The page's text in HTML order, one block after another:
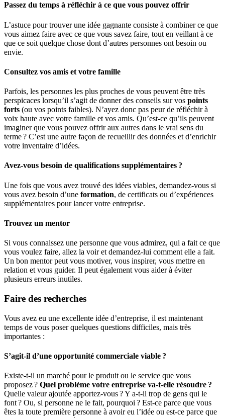
Passez du temps à réfléchir à ce que vous pouvez offrir
L’astuce pour trouver une idée gagnante consiste à combiner ce que
vous aimez faire avec ce que vous savez faire, tout en veillant à ce
que ce soit quelque chose dont d’autres personnes ont besoin ou
envie.
Consultez vos amis et votre famille
Parfois, les personnes les plus proches de vous peuvent être très
perspicaces lorsqu’il s’agit de donner des conseils sur vos points
forts (ou vos points faibles). N’ayez donc pas peur de réfléchir à
voix haute avec votre famille et vos amis. Qu’est-ce qu’ils peuvent
imaginer que vous pouvez offrir aux autres dans le vrai sens du
terme ? C’est une autre façon de recueillir des données et d’enrichir
votre inventaire d’idées.
Avez-vous besoin de qualifications supplémentaires ?
Une fois que vous avez trouvé des idées viables, demandez-vous si
vous avez besoin d’une formation, de certificats ou d’expériences
supplémentaires pour lancer votre entreprise.
Trouvez un mentor
Si vous connaissez une personne que vous admirez, qui a fait ce que
vous voulez faire, allez la voir et demandez-lui comment elle a fait.
Un bon mentor peut vous motiver, vous inspirer, vous mettre en
relation et vous guider. Il peut également vous aider à éviter
plusieurs erreurs inutiles.
Faire des recherches
Vous avez eu une excellente idée d’entreprise, il est maintenant
temps de vous poser quelques questions difficiles, mais très
importantes :
S’agit-il d’une opportunité commerciale viable ?
Existe-t-il un marché pour le produit ou le service que vous
proposez ? Quel problème votre entreprise va-t-elle résoudre ?
Quelle valeur ajoutée apportez-vous ? Y a-t-il trop de gens qui le
font ? Ou, si personne ne le fait, pourquoi ? Est-ce parce que vous
êtes la toute première personne à avoir eu l’idée ou est-ce parce que